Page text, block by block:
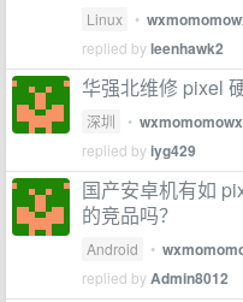
Linux •
replied byleenhawk2
华强北维修 pixel
深圳 • wxmomomowx
replied byiyg429
国产安卓机有如
的竞品吗？
Android •
replied byAdmin8012